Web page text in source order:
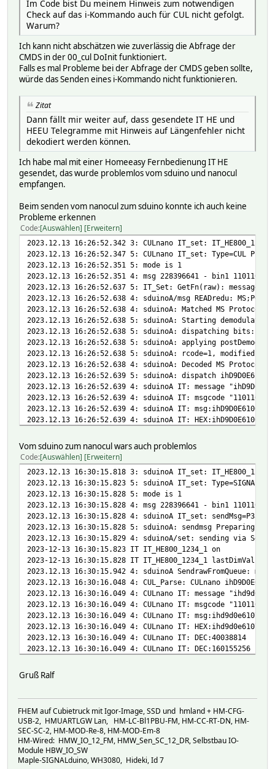
Im Code bist Du meinem Hinweis zum notwendigen
Check auf das i-Kommando auch für CUL nicht gefolgt.
Warum?
Ich kann nicht abschätzen wie zuverlässig die Abfrage der
CMDS in der 00_cul DoInit funktioniert.
Falls es mal Probleme bei der Abfrage der CMDS geben sollte,
würde das Senden eines i-Kommando nicht funktionieren.
Zitat
Dann fällt mir weiter auf, dass gesendete IT HE und
HEEU Telegramme mit Hinweis auf Längenfehler nicht
dekodiert werden können.
Ich habe mal mit einer Homeeasy Fernbedienung IT HE
gesendet, das wurde problemlos vom sduino und nanocul
empfangen.
Beim senden vom nanocul zum sduino konnte ich auch keine
Probleme erkennen
Code Auswählen Erweitern
2023.12.13 16:26:52.342 3: CULnano IT_set:
2023.12.13 16:26:52.347 5: CULnano IT_set: Type=CUL
2023.12.13 16:26:52.351 5: mode is 1
2023.12.13 16:26:52.351 4: msg 228396641 - bin1
2023.12.13 16:26:52.637 5: IT_Set: GetFn(raw): message =
2023.12.13 16:26:52.638 4: sduinoA/msg READredu: MS;P0=-
2023.12.13 16:26:52.638 4: sduinoA: Matched MS Protocol
2023.12.13 16:26:52.638 5: sduinoA: Starting
2023.12.13 16:26:52.638 5: sduinoA: dispatching bits:
2023.12.13 16:26:52.638 5: sduinoA: applying
2023.12.13 16:26:52.638 5: sduinoA: rcode=1,
2023.12.13 16:26:52.638 4: sduinoA: Decoded MS Protocol
2023.12.13 16:26:52.639 5: sduinoA: dispatch ihD9D0E61000
2023.12.13 16:26:52.639 4: sduinoA IT: message
2023.12.13 16:26:52.639 4: sduinoA IT: msgcode
2023.12.13 16:26:52.639 4: sduinoA IT: msg:ihD9D0E61000
2023.12.13 16:26:52.639 4: sduinoA IT: HEX:ihD9D0E61000
2023.12.13 16:26:52.639 4: sduinoA IT: DEC:160155256
2023.12.13 16:26:52.639 4: sduinoA IT: mn: 8 7 6 12 11 8
2023.12.13 16:26:52.639 4: sduinoA IT: mn: 1 6 2 13 4 0 0
2023.12.13 16:26:52.639 4: receiverID : 1
2023.12.13 16:26:52.639 4: OFF/ON/DIM : 1
2023.12.13 16:26:52.639 4: Rolling-Code : 1
2023.12.13 16:26:52.639 4: Transmitter-ID: 1234
2023.12.13 16:26:52.639 3: sduinoA IT: IT_HE800_1234_1
2023-12-13 16:26:52.344 IT IT_HE800_1234_1 on
2023-12-13 16:26:52.348 IT IT_HE800_1234_1 lastDimValue:
2023-12-13 16:26:52.637 CUL CULnano raw:
2023-12-13 16:26:52.640 IT IT_HE800_1234_1 on
2023-12-13 16:26:52.640 IT IT_HE800_1234_1 RAWMSG:
2023-12-13 16:26:52.640 IT IT_HE800_1234_1 DMSG:
2023-12-13 16:26:52.640 IT IT_HE800_1234_1 Protocol_ID:
2023-12-13 16:26:52.640 IT IT_HE800_1234_1 RSSI: -14.5
Vom sduino zum nanocul wars auch problemlos
Code Auswählen Erweitern
2023.12.13 16:30:15.818 3: sduinoA IT_set:
2023.12.13 16:30:15.823 5: sduinoA IT_set:
2023.12.13 16:30:15.828 5: mode is 1
2023.12.13 16:30:15.828 4: msg 228396641 - bin1
2023.12.13 16:30:15.828 4: sduinoA IT_set:
2023.12.13 16:30:15.828 5: sduinoA: sendmsg Preparing
2023.12.13 16:30:15.829 4: sduinoA/set: sending via SendMsg:
2023-12-13 16:30:15.823 IT IT_HE800_1234_1 on
2023-12-13 16:30:15.828 IT IT_HE800_1234_1 lastDimValue:
2023.12.13 16:30:15.942 4: sduinoA SendrawFromQueue:
2023.12.13 16:30:16.048 4: CUL_Parse: CULnano
2023.12.13 16:30:16.049 4: CULnano IT: message
2023.12.13 16:30:16.049 4: CULnano IT: msgcode
2023.12.13 16:30:16.049 4: CULnano IT: msg:ihd9d0e61071
2023.12.13 16:30:16.049 4: CULnano IT: HEX:ihd9d0e61071
2023.12.13 16:30:16.049 4: CULnano IT: DEC:40038814
2023.12.13 16:30:16.049 4: CULnano IT: DEC:160155256
2023.12.13 16:30:16.049 4: CULnano IT: mn: 1 6 2 13 4 0 0
2023.12.13 16:30:16.049 4: receiverID : 1
2023.12.13 16:30:16.049 4: Transmitter-ID: 1234
2023.12.13 16:30:16.049 3: CULnano IT: IT_HE800_1234_1
2023-12-13 16:30:16.052 IT IT_HE800_1234_1 on
Gruß Ralf
FHEM auf Cubietruck mit Igor-Image, SSD und hmland + HM-CFG-
USB-2, HMUARTLGW Lan, HM-LC-Bl1PBU-FM, HM-CC-RT-DN, HM-
SEC-SC-2, HM-MOD-Re-8, HM-MOD-Em-8
HM-Wired: HMW_IO_12_FM, HMW_Sen_SC_12_DR, Selbstbau IO-
Module HBW_IO_SW
Maple-SIGNALduino, WH3080, Hideki, Id 7